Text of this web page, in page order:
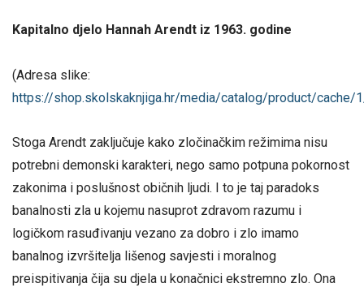
Kapitalno djelo Hannah Arendt iz 1963. godine
(Adresa slike:
https://shop.skolskaknjiga.hr/media/catalog/product/
Stoga Arendt zaključuje kako zločinačkim režimima nisu
potrebni demonski karakteri, nego samo potpuna pokornost
zakonima i poslušnost običnih ljudi. I to je taj paradoks
banalnosti zla u kojemu nasuprot zdravom razumu i
logičkom rasuđivanju vezano za dobro i zlo imamo
banalnog izvršitelja lišenog savjesti i moralnog
preispitivanja čija su djela u konačnici ekstremno zlo. Ona